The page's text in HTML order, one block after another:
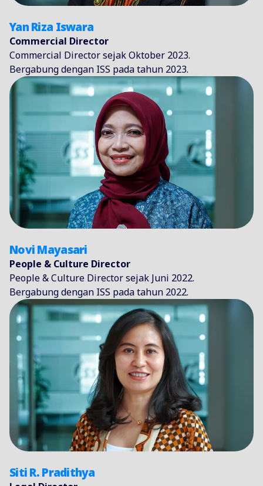
Yan Riza Iswara
Commercial Director
Commercial Director sejak Oktober 2023.
Bergabung dengan ISS pada tahun 2023.
Novi Mayasari
People & Culture Director
People & Culture Director sejak Juni 2022.
Bergabung dengan ISS pada tahun 2022.
Siti R. Pradithya